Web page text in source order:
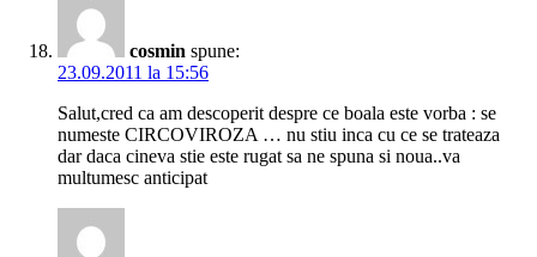
cosmin spune:
23.09.2011 la 15:56
Salut,cred ca am descoperit despre ce boala este vorba : se
numeste CIRCOVIROZA … nu stiu inca cu ce se trateaza
dar daca cineva stie este rugat sa ne spuna si noua..va
multumesc anticipat